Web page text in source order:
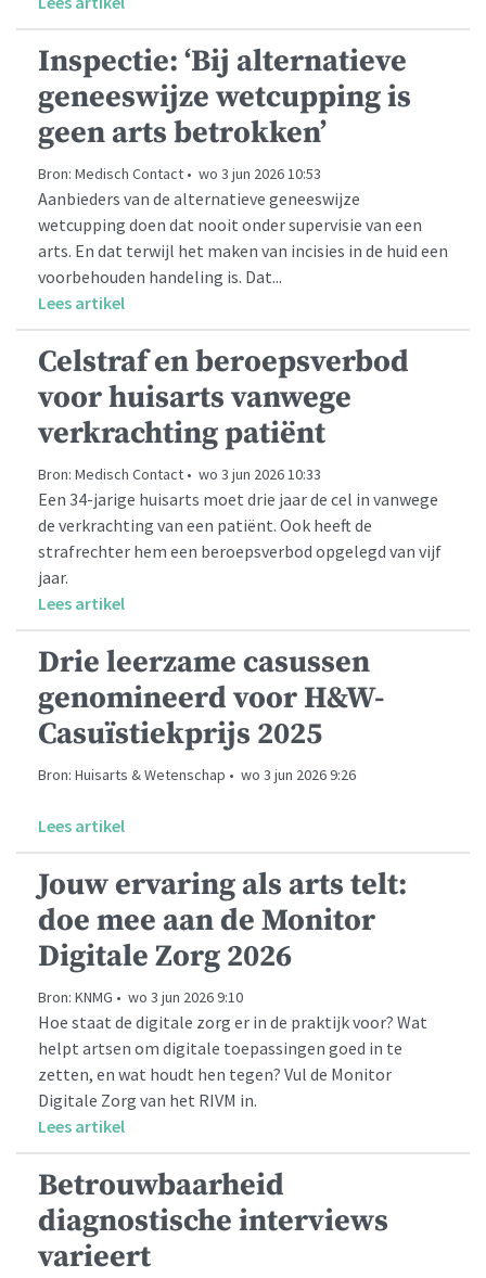
Inspectie: ‘Bij alternatieve
geneeswijze wetcupping is
geen arts betrokken’
Bron: Medisch Contact • wo 3 jun 2026 10:53
Aanbieders van de alternatieve geneeswijze
wetcupping doen dat nooit onder supervisie van een
arts. En dat terwijl het maken van incisies in de huid een
voorbehouden handeling is. Dat...
Lees artikel
Celstraf en beroepsverbod
voor huisarts vanwege
verkrachting patiënt
Bron: Medisch Contact • wo 3 jun 2026 10:33
Een 34-jarige huisarts moet drie jaar de cel in vanwege
de verkrachting van een patiënt. Ook heeft de
strafrechter hem een beroepsverbod opgelegd van vijf
jaar.
Lees artikel
Drie leerzame casussen
genomineerd voor H&W-
Casuïstiekprijs 2025
Bron: Huisarts & Wetenschap • wo 3 jun 2026 9:26
Lees artikel
Jouw ervaring als arts telt:
doe mee aan de Monitor
Digitale Zorg 2026
Bron: KNMG • wo 3 jun 2026 9:10
Hoe staat de digitale zorg er in de praktijk voor? Wat
helpt artsen om digitale toepassingen goed in te
zetten, en wat houdt hen tegen? Vul de Monitor
Digitale Zorg van het RIVM in.
Lees artikel
Betrouwbaarheid
diagnostische interviews
varieert